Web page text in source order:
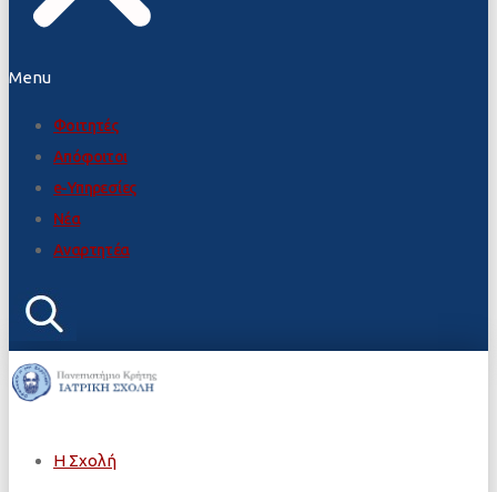
Menu
Φοιτητές
Απόφοιτοι
e-Υπηρεσίες
Νέα
Αναρτητέα
Η Σχολή